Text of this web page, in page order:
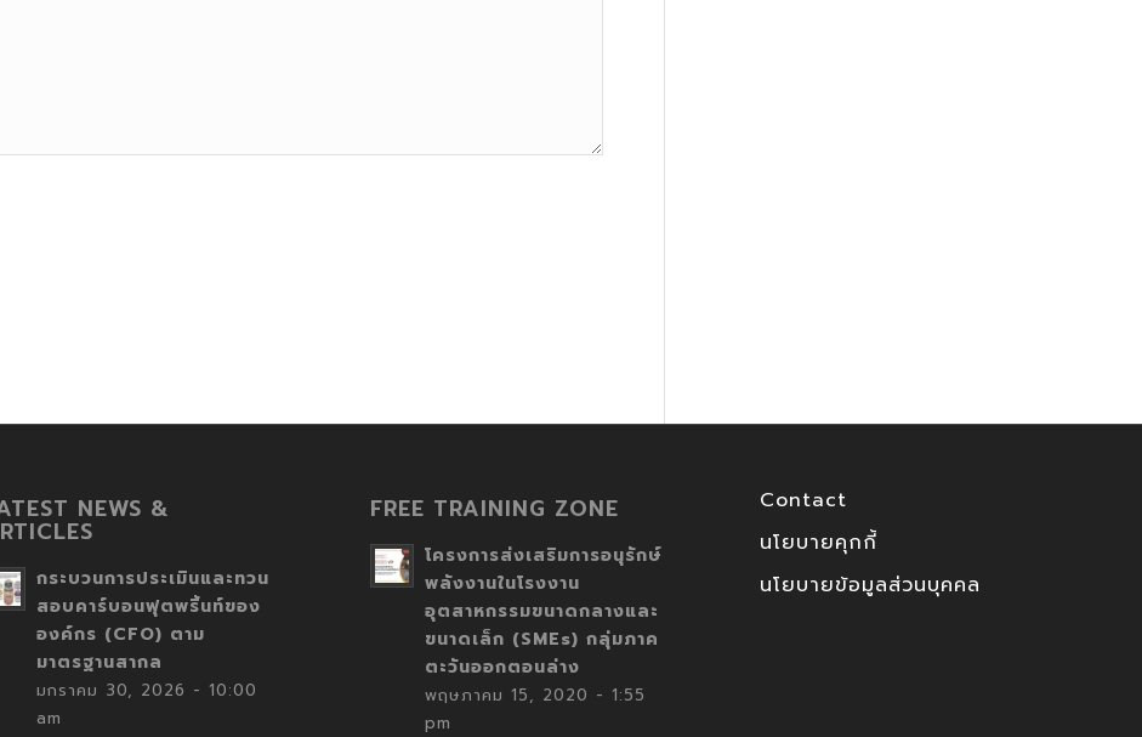
NEWS &
กระบวนการประเมินและทวน
สอบคาร์บอนฟุตพริ้นท์ของ
องค์กร (CFO) ตาม
มาตรฐานสากล
มกราคม 30, 2026 - 10:00
am
FREE TRAINING ZONE
โครงการส่งเสริมการอนุรักษ์
พลังงานในโรงงาน
อุตสาหกรรมขนาดกลางและ
ขนาดเล็ก (SMEs) กลุ่มภาค
ตะวันออกตอนล่าง
พฤษภาคม 15, 2020 - 1:55
pm
Contact
นโยบายคุกกี้
นโยบายข้อมูลส่วนบุคคล